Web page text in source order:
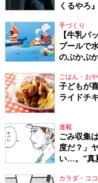
くるやろ
手づくり
【牛乳パ
プールで
のぷかぷ
ごはん・お
子どもが
ライドチ
連載
ごみ収集
度だ？」
い…。“真
カラダ・コ